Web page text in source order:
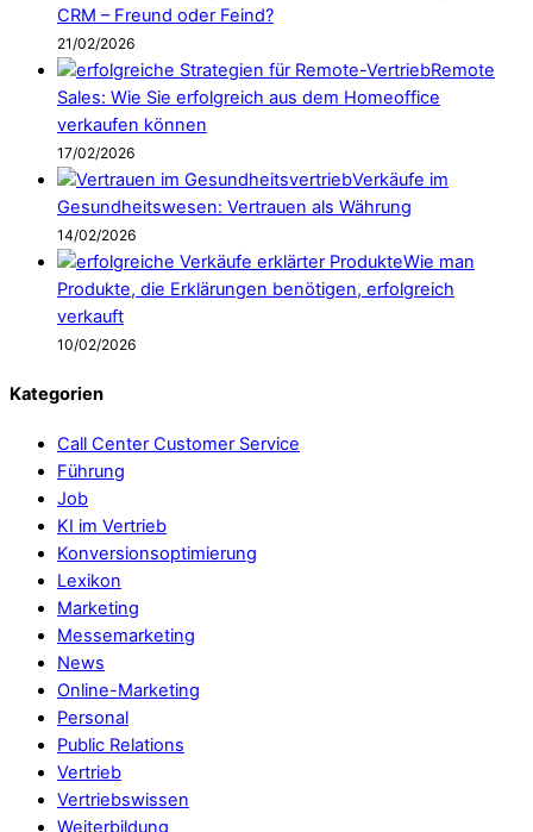
CRM – Freund oder Feind?
21/02/2026
Remote
Sales: Wie Sie erfolgreich aus dem Homeoffice
verkaufen können
17/02/2026
Verkäufe im
Gesundheitswesen: Vertrauen als Währung
14/02/2026
Wie man
Produkte, die Erklärungen benötigen, erfolgreich
verkauft
10/02/2026
Kategorien
Call Center Customer Service
Führung
Job
KI im Vertrieb
Konversionsoptimierung
Lexikon
Marketing
Messemarketing
News
Online-Marketing
Personal
Public Relations
Vertrieb
Vertriebswissen